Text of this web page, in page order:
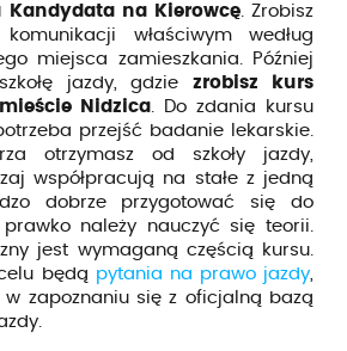
Kandydata na Kierowcę . Zrobisz
właściwym według
miejsca zamieszkania. Później
jazdy, gdzie zrobisz kurs
Nidzica . Do zdania kursu
przejść badanie lekarskie.
otrzymasz od szkoły jazdy,
współpracują na stałe z jedną
dobrze przygotować się do
należy nauczyć się teorii.
jest wymaganą częścią kursu.
będą pytania na prawo jazdy
zapoznaniu się z oficjalną bazą